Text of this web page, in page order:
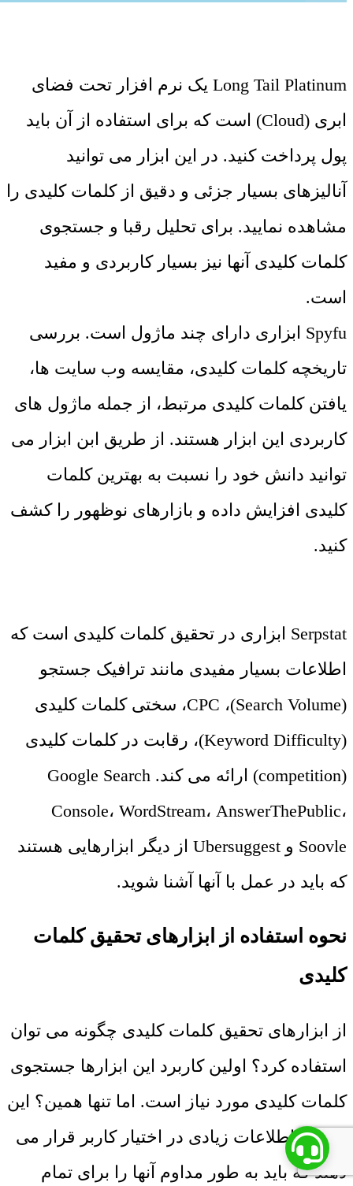
Long Tail Platinum یک نرم افزار تحت فضای
ابری (Cloud) است که برای استفاده از آن باید
پول پرداخت کنید. در این ابزار می توانید
آنالیزهای بسیار جزئی و دقیق از کلمات کلیدی را
مشاهده نمایید. برای تحلیل رقبا و جستجوی
کلمات کلیدی آنها نیز بسیار کاربردی و مفید
است.
Spyfu ابزاری دارای چند ماژول است. بررسی
تاریخچه کلمات کلیدی، مقایسه وب سایت ها،
یافتن کلمات کلیدی مرتبط، از جمله ماژول های
کاربردی این ابزار هستند. از طریق ابن ابزار می
توانید دانش خود را نسبت به بهترین کلمات
کلیدی افزایش داده و بازارهای نوظهور را کشف
کنید.
Serpstat ابزاری در تحقیق کلمات کلیدی است که
اطلاعات بسیار مفیدی مانند ترافیک جستجو
(Search Volume)، CPC، سختی کلمات کلیدی
(Keyword Difficulty)، رقابت در کلمات کلیدی
(competition) ارائه می کند. Google Search
Console، WordStream، AnswerThePublic،
Soovle و Ubersuggest از دیگر ابزارهایی هستند
که باید در عمل با آنها آشنا شوید.
نحوه استفاده از ابزارهای تحقیق کلمات
کلیدی
از ابزارهای تحقیق کلمات کلیدی چگونه می توان
استفاده کرد؟ اولین کاربرد این ابزارها جستجوی
کلمات کلیدی مورد نیاز است. اما تنها همین؟ این
ابزارها اطلاعات زیادی در اختیار کاربر قرار می
دهند که باید به طور مداوم آنها را برای تمام